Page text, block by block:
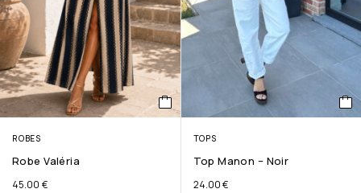
ROBES
Robe Valéria
45.00 €
TOPS
Top Manon – Noir
24.00€